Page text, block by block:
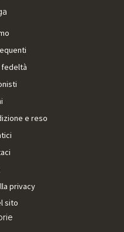
fedeltà
e reso
privacy
sito